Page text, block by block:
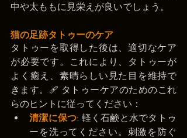
中や太ももに見栄えが良いでしょう。
猫の足跡タトゥーのケア
タトゥーを取得した後は、適切なケア
が必要です。これにより、タトゥーが
よく癒え、素晴らしい見た目を維持で
きます。🩹 タトゥーケアのためのこれ
らのヒントに従ってください：
清潔に保つ: 軽く石鹸と水でタトゥ
ーを洗ってください。刺激を防ぐ